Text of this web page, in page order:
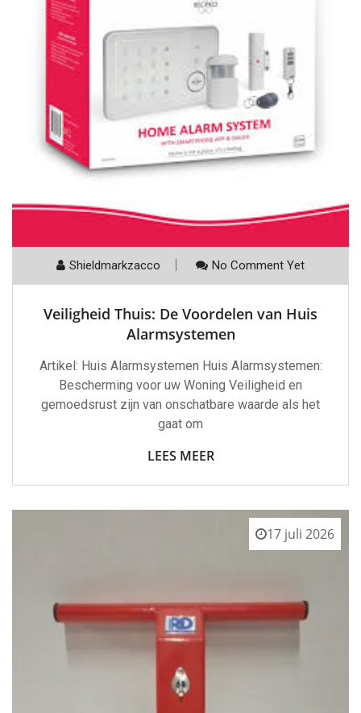
Shieldmarkzacco No Comment Yet
Veiligheid Thuis: De Voordelen van Huis
Alarmsystemen
Artikel: Huis Alarmsystemen Huis Alarmsystemen:
Bescherming voor uw Woning Veiligheid en
gemoedsrust zijn van onschatbare waarde als het
gaat om
LEES MEER
17 juli 2026